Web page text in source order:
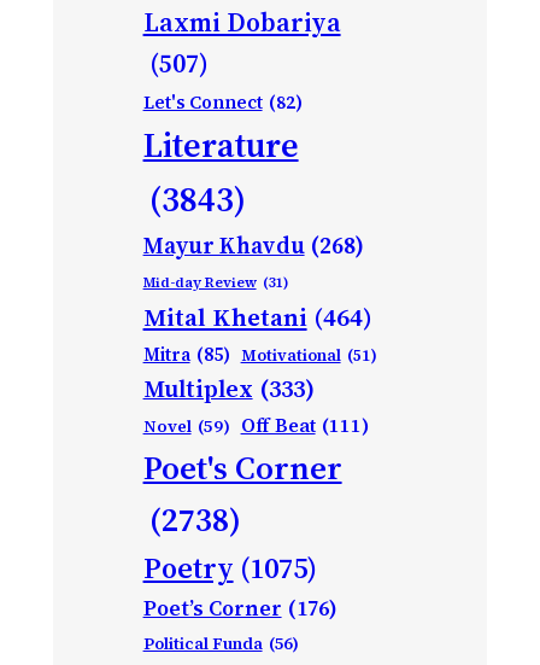
Laxmi Dobariya
(507)
Let's Connect (82)
Literature
(3843)
Mayur Khavdu (268)
Mid-day Review (31)
Mital Khetani (464)
Mitra (85) Motivational (51)
Multiplex (333)
Novel (59) Off Beat (111)
Poet's Corner
(2738)
Poetry (1075)
Poet’s Corner (176)
Political Funda (56)